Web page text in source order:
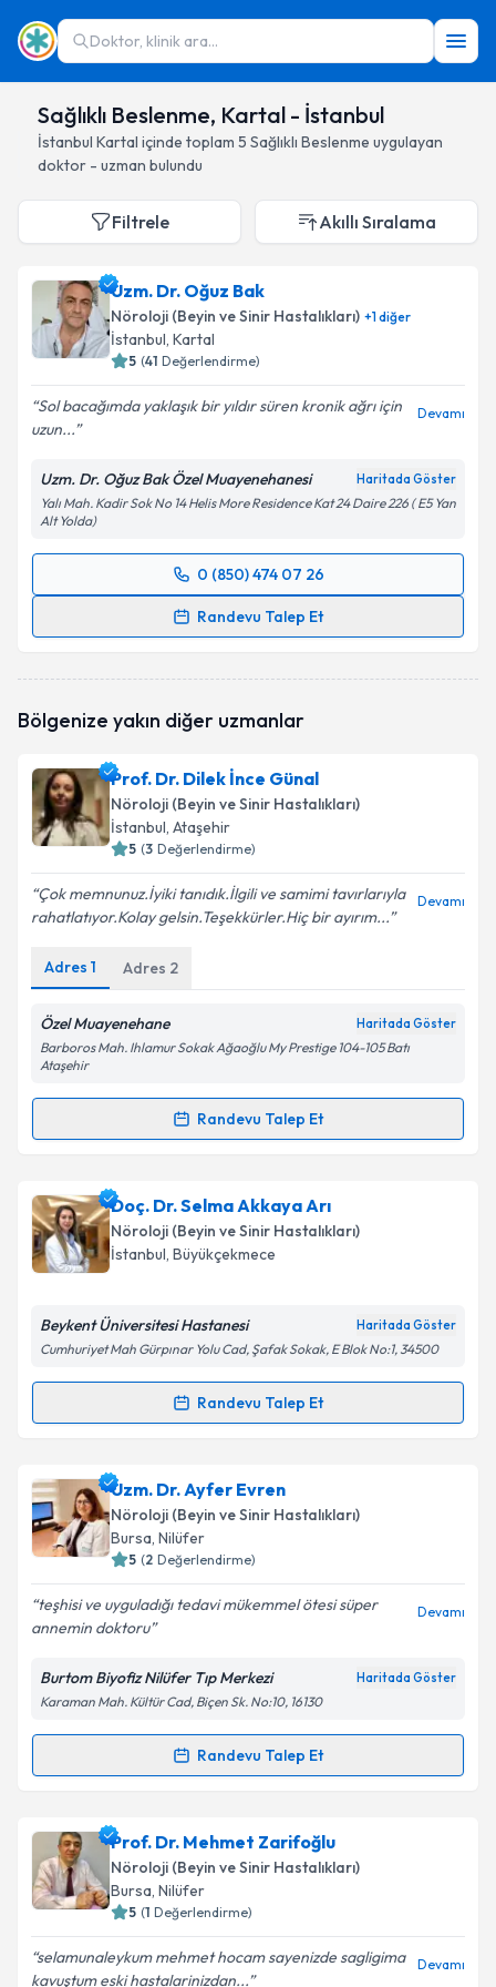
Doktor, klinik ara...
Sağlıklı Beslenme, Kartal - İstanbul
İstanbul Kartal içinde toplam 5 Sağlıklı Beslenme uygulayan
doktor - uzman bulundu
Filtrele Akıllı Sıralama
Uzm. Dr. Oğuz Bak
Nöroloji (Beyin ve Sinir Hastalıkları) +1diğer
İstanbul, Kartal
5 (41 Değerlendirme)
Sol bacağımda yaklaşık bir yıldır süren kronik ağrı için
uzun...
Devamı
Uzm. Dr. Oğuz Bak Özel Muayenehanesi Haritada Göster
Yalı Mah. Kadir Sok No 14 Helis More Residence Kat 24 Daire 226 ( E5 Yan
Alt Yolda)
0 (850) 474 07 26
Randevu Talep Et
Randevu Takvimi Talebi
oluşturun. Size bu uzmandan randevu almanız için bir
Kişisel verilerimin işlenmesine ilişkin
Metni'ni okudum ve kişisel verilerimin belirtilen
kapsamda işlenmesini kabul ediyorum.
Takvim Talebini Gönder
Bölgenize yakın diğer uzmanlar
Prof. Dr. Dilek İnce Günal
Nöroloji (Beyin ve Sinir Hastalıkları)
İstanbul, Ataşehir
5 (3 Değerlendirme)
Çok memnunuz.İyiki tanıdık.İlgili ve samimi tavırlarıyla
rahatlatıyor.Kolay gelsin.Teşekkürler.Hiç bir ayırım...
Devamı
Adres 1 Adres 2
Özel Muayenehane Haritada Göster
Barboros Mah. Ihlamur Sokak Ağaoğlu My Prestige 104-105 Batı
Ataşehir
Randevu Talep Et
Randevu Takvimi Talebi
Prof. Dr. Dilek İnce Günaliçin randevu takvimi
talebi oluşturun. Size bu uzmandan randevu almanız
için bir takvim hazırlandığında e-posta ile
bilgilendireceğiz.
E-posta Adresiniz
Kişisel verilerimin işlenmesine ilişkinAydınlatma
kapsamda işlenmesini kabul ediyorum.
Takvim Talebini Gönder
Doç. Dr. Selma Akkaya Arı
Nöroloji (Beyin ve Sinir Hastalıkları)
İstanbul, Büyükçekmece
Beykent Üniversitesi Hastanesi Haritada Göster
Cumhuriyet Mah Gürpınar Yolu Cad, Şafak Sokak, E Blok No:1, 34500
Randevu Talep Et
Randevu Takvimi Talebi
Doç. Dr. Selma Akkaya Arıiçin randevu takvimi
talebi oluşturun. Size bu uzmandan randevu almanız
için bir takvim hazırlandığında e-posta ile
bilgilendireceğiz.
E-posta Adresiniz
Kişisel verilerimin işlenmesine ilişkin
Metni'ni okudum ve kişisel verilerimin belirtilen
kapsamda işlenmesini kabul ediyorum.
Uzm. Dr. Ayfer Evren
Nöroloji (Beyin ve Sinir Hastalıkları)
Bursa, Nilüfer
5 (2 Değerlendirme)
teşhisi ve uyguladığı tedavi mükemmel ötesi süper
annemin doktoru
Devamı
Burtom Biyofiz Nilüfer Tıp Merkezi Haritada Göster
Karaman Mah. Kültür Cad, Biçen Sk. No:10, 16130
Randevu Talep Et
Randevu Takvimi Talebi
Uzm. Dr. Ayfer Evreniçin randevu takvimi talebi
oluşturun. Size bu uzmandan randevu almanız için bir
takvim hazırlandığında e-posta ile bilgilendireceğiz.
Prof. Dr. Mehmet Zarifoğlu
Nöroloji (Beyin ve Sinir Hastalıkları)
Bursa, Nilüfer
5 (1 Değerlendirme)
selamunaleykum mehmet hocam sayenizde sagligima
kavuştum eski hastalarinizdan...
Devamı